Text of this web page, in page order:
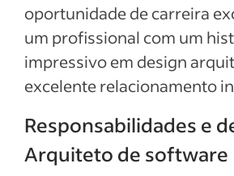
oportunidade de carreira
um profissional com um
impressivo em design
excelente relacionamento
Responsabilidades e
Arquiteto de software